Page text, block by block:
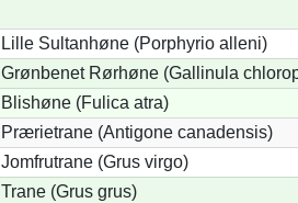
Lille Sultanhøne (Porphyrio alleni)
Grønbenet Rørhøne (Gallinula
Blishøne (Fulica atra)
Prærietrane (Antigone canadensis)
Jomfrutrane (Grus virgo)
Trane (Grus grus)